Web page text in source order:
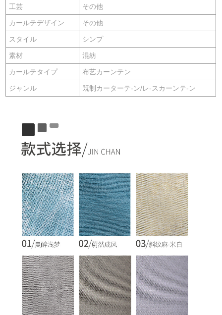
工芸 その他
カールテデザイン その他
スタイル シンプ
素材 混紡
カールテタイプ 布艺カーンテン
ジャンル 既制カーターテ-ン/レ-スカーンテ-ン